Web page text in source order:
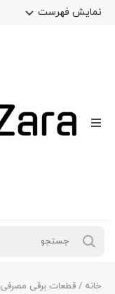
نمایش فهرست
خانه / قطعات برقی مصرفی